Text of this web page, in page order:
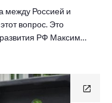
между Россией и
вопрос. Это
развития РФ Максим…